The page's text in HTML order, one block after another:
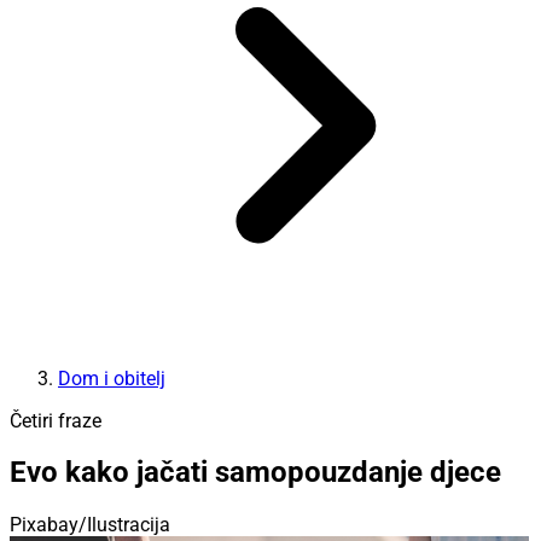
Dom i obitelj
Četiri fraze
Evo kako jačati samopouzdanje djece
Pixabay/Ilustracija